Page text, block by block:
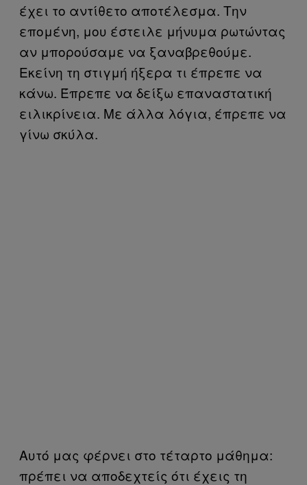
έχει το αντίθετο αποτέλεσμα. Την
επομένη, μου έστειλε μήνυμα ρωτώντας
αν μπορούσαμε να ξαναβρεθούμε.
Εκείνη τη στιγμή ήξερα τι έπρεπε να
κάνω. Έπρεπε να δείξω επαναστατική
ειλικρίνεια. Με άλλα λόγια, έπρεπε να
γίνω σκύλα.
Αυτό μας φέρνει στο τέταρτο μάθημα:
πρέπει να αποδεχτείς ότι έχεις τη